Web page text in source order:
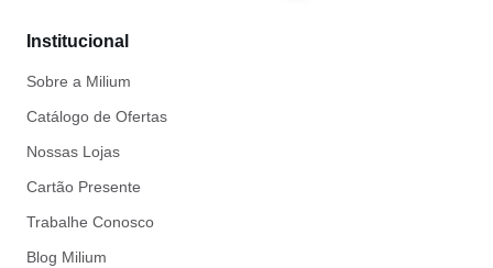
Institucional
Sobre a Milium
Catálogo de Ofertas
Nossas Lojas
Cartão Presente
Trabalhe Conosco
Blog Milium